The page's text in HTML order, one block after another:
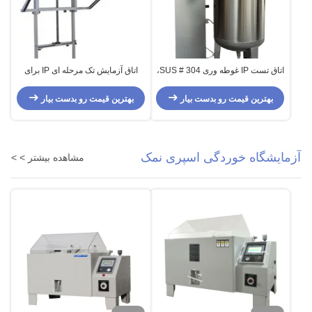
اتاق تست IP غوطه وری SUS # 304،
بهترین قیمت رو بدست بیار
اتاق آزمایش تک مرحله ای IP برای
بهترین قیمت رو بدست بیار
آزمایشگاه خوردگی اسپری نمک مشاهده بیشتر > >